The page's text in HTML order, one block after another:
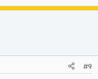
#9